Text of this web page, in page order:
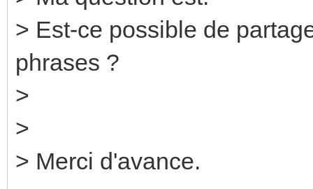
> Est-ce possible de
phrases ?
>
>
> Merci d'avance.